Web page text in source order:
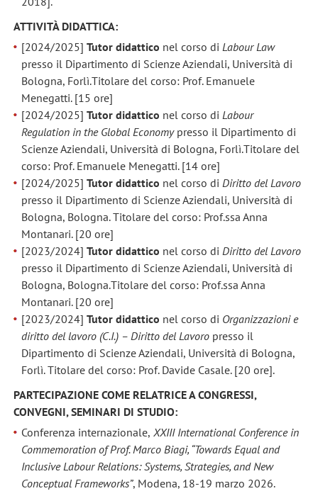
ATTIVITÀ DIDATTICA:
[2024/2025]Tutor didattico nel corso di Labour Law
presso il Dipartimento di Scienze Aziendali, Università di
Bologna, Forlì.Titolare del corso: Prof. Emanuele
Menegatti. [15 ore]
[2024/2025]Tutor didattico nel corso di Labour
Regulation in the Global Economypresso il Dipartimento di
Scienze Aziendali, Università di Bologna, Forlì.Titolare del
corso: Prof. Emanuele Menegatti. [14 ore]
[2024/2025]Tutor didattico nel corso di Diritto del Lavoro
presso il Dipartimento di Scienze Aziendali, Università di
Bologna, Bologna. Titolare del corso: Prof.ssa Anna
Montanari. [20 ore]
[2023/2024]Tutor didattico nel corso di Diritto del Lavoro
presso il Dipartimento di Scienze Aziendali, Università di
Bologna, Bologna.Titolare del corso: Prof.ssa Anna
Montanari. [20 ore]
[2023/2024]Tutor didattico nel corso di Organizzazioni e
diritto del lavoro (C.I.) – Diritto del Lavoro presso il
Dipartimento di Scienze Aziendali, Università di Bologna,
Forlì. Titolare del corso: Prof. Davide Casale. [20 ore].
PARTECIPAZIONE COME RELATRICE A CONGRESSI,
CONVEGNI, SEMINARI DI STUDIO:
Conferenza internazionale, XXIII International Conference in
Commemoration of Prof. Marco Biagi, “Towards Equal and
Inclusive Labour Relations: Systems, Strategies, and New
Conceptual Frameworks”, Modena, 18-19 marzo 2026.